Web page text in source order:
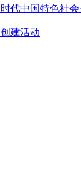
代中国特色社
建活动